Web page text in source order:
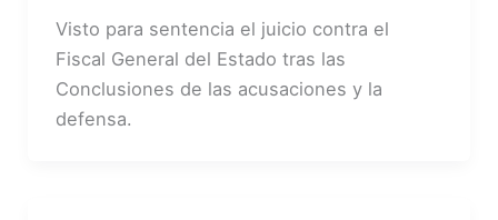
Visto para sentencia el juicio contra el
Fiscal General del Estado tras las
Conclusiones de las acusaciones y la
defensa.